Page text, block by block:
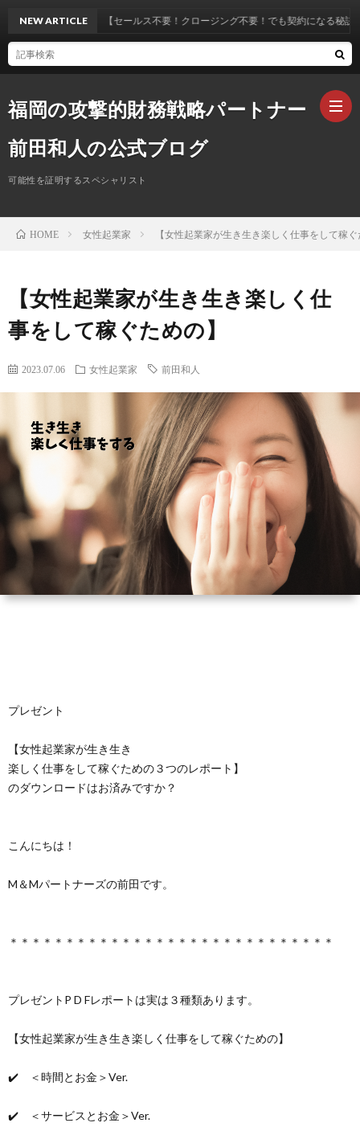
福岡の攻撃的財務戦略パートナー
前田和人の公式ブログ
可能性を証明するスペシャリスト
ー
プ
ー
合
せ
NEW ARTICLE
【セールス不要！クロージング不要！でも契約になる秘訣！？】
HOME 女性起業家 【女性起業家が生き生き楽しく仕事をして稼
【女性起業家が生き生き楽しく仕
事をして稼ぐための】
2023.07.06 女性起業家 前田和人
プレゼント
【女性起業家が生き生き
楽しく仕事をして稼ぐための３つのレポート】
のダウンロードはお済みですか？
こんにちは！
M＆Mパートナーズの前田です。
＊＊＊＊＊＊＊＊＊＊＊＊＊＊＊＊＊＊＊＊＊＊＊＊＊＊＊＊＊
プレゼントP D Fレポートは実は３種類あります。
【女性起業家が生き生き楽しく仕事をして稼ぐための】
✔️ ＜時間とお金＞Ver.
✔️ ＜サービスとお金＞Ver.